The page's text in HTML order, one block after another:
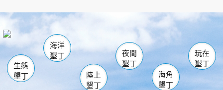
南仁湖
海生館
恆春 佳樂水
龍鑾潭自然中心 森林遊樂區
瓊麻館
關山 墾管處遊客中心
社頂公園 風吹沙
船帆石
白砂 龍磐公園
香蕉灣
砂島
鵝鑾鼻
生態
墾丁
海洋
墾丁
陸上
墾丁
夜間
墾丁
海角
墾丁
玩在
墾丁